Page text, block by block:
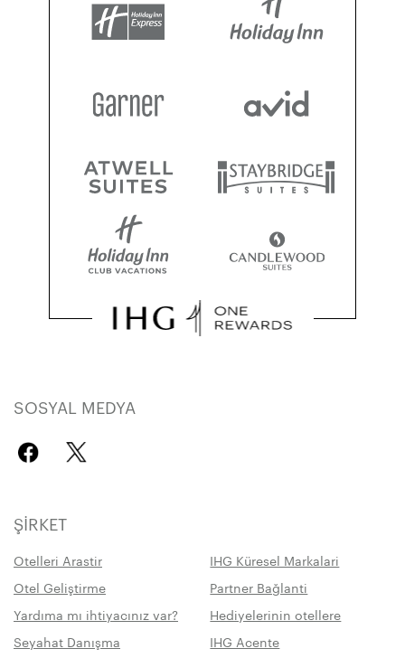
SOSYAL MEDYA
ŞIRKET
Otelleri Arastir
IHG Küresel Markalari
Otel Geliştirme
Partner Bağlanti
Yardıma mı ihtiyacınız var?
Hediyelerinin otellere
Seyahat Danışma
IHG Acente